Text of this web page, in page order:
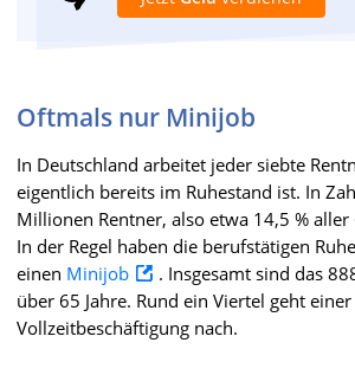
Oftmals nur Minijob
In Deutschland arbeitet jeder siebte
eigentlich bereits im Ruhestand ist. In
Millionen Rentner, also etwa 14,5 % aller
In der Regel haben die berufstätigen
einen Minijob
. Insgesamt sind das
über 65 Jahre. Rund ein Viertel geht einer
Vollzeitbeschäftigung nach.